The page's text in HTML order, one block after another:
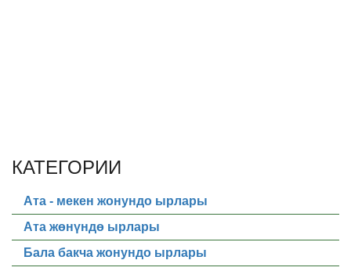
КАТЕГОРИИ
Ата - мекен жонундо ырлары
Ата жөнүндө ырлары
Бала бакча жонундо ырлары